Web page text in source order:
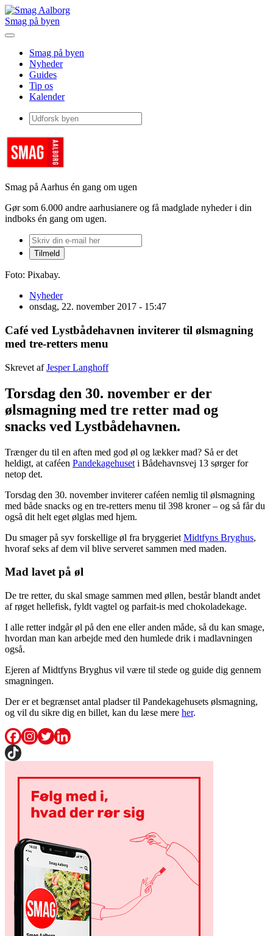
Smag på byen
Smag på byen
Nyheder
Guides
Tip os
Kalender
Smag på Aarhus én gang om ugen
Gør som 6.000 andre aarhusianere og få madglade nyheder i din
indboks én gang om ugen.
Foto: Pixabay.
Nyheder
onsdag, 22. november 2017 - 15:47
Café ved Lystbådehavnen inviterer til ølsmagning
med tre-retters menu
Skrevet afJesper Langhoff
Torsdag den 30. november er der
ølsmagning med tre retter mad og
snacks ved Lystbådehavnen.
Trænger du til en aften med god øl og lækker mad? Så er det
heldigt, at caféen Pandekagehuset i Bådehavnsvej 13 sørger for
netop det.
Torsdag den 30. november inviterer caféen nemlig til ølsmagning
med både snacks og en tre-retters menu til 398 kroner – og så får du
også dit helt eget ølglas med hjem.
Du smager på syv forskellige øl fra bryggeriet Midtfyns Bryghus,
hvoraf seks af dem vil blive serveret sammen med maden.
Mad lavet på øl
De tre retter, du skal smage sammen med øllen, består blandt andet
af røget hellefisk, fyldt vagtel og parfait-is med chokoladekage.
I alle retter indgår øl på den ene eller anden måde, så du kan smage,
hvordan man kan arbejde med den humlede drik i madlavningen
også.
Ejeren af Midtfyns Bryghus vil være til stede og guide dig gennem
smagningen.
Der er et begrænset antal pladser til Pandekagehusets ølsmagning,
og vil du sikre dig en billet, kan du læse mere her.